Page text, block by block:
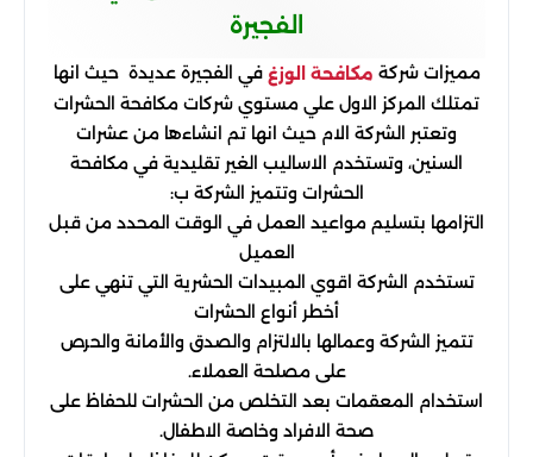
الفجيرة
مميزات شركة مكافحة الوزغ في الفجيرة عديدة حيث انها
تمتلك المركز الاول علي مستوي شركات مكافحة الحشرات
وتعتبر الشركة الام حيث انها تم انشاءها من عشرات
السنين، وتستخدم الاساليب الغير تقليدية في مكافحة
الحشرات وتتميز الشركة ب:
التزامها بتسليم مواعيد العمل في الوقت المحدد من قبل
العميل
تستخدم الشركة اقوي المبيدات الحشرية التي تنهي على
أخطر أنواع الحشرات
تتميز الشركة وعمالها بالالتزام والصدق والأمانة والحرص
على مصلحة العملاء.
استخدام المعقمات بعد التخلص من الحشرات للحفاظ على
صحة الافراد وخاصة الاطفال.